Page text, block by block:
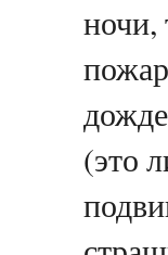
ночи,
(это